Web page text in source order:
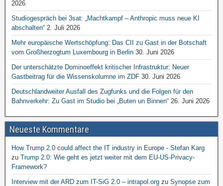
2026
Studiogespräch bei 3sat: „Machtkampf – Anthropic muss neue KI
abschalten“ 2. Juli 2026
Mehr europäische Wertschöpfung: Das CII zu Gast in der Botschaft
vom Großherzogtum Luxembourg in Berlin 30. Juni 2026
Der unterschätzte Dominoeffekt kritischer Infrastruktur: Neuer
Gastbeitrag für die Wissenskolumne im ZDF 30. Juni 2026
Deutschlandweiter Ausfall des Zugfunks und die Folgen für den
Bahnverkehr: Zu Gast im Studio bei „Buten un Binnen“ 26. Juni 2026
Neueste Kommentare
How Trump 2.0 could affect the IT industry in Europe - Stefan Karg
zu Trump 2.0: Wie geht es jetzt weiter mit dem EU-US-Privacy-
Framework?
Interview mit der ARD zum IT-SiG 2.0 – intrapol.org zu Synopse zum